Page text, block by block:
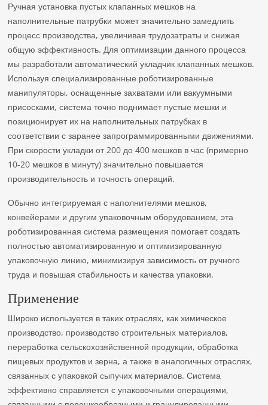
Ручная установка пустых клапанных мешков на
наполнительные патрубки может значительно замедлить
процесс производства, увеличивая трудозатраты и снижая
общую эффективность. Для оптимизации данного процесса
мы разработали автоматический укладчик клапанных мешков.
Используя специализированные роботизированные
манипуляторы, оснащенные захватами или вакуумными
присосками, система точно поднимает пустые мешки и
позиционирует их на наполнительных патрубках в
соответствии с заранее запрограммированными движениями.
При скорости укладки от 200 до 400 мешков в час (примерно
10-20 мешков в минуту) значительно повышается
производительность и точность операций.
Обычно интегрируемая с наполнителями мешков,
конвейерами и другим упаковочным оборудованием, эта
роботизированная система размещения помогает создать
полностью автоматизированную и оптимизированную
упаковочную линию, минимизируя зависимость от ручного
труда и повышая стабильность и качества упаковки.
Применение
Широко используется в таких отраслях, как химическое
производство, производство строительных материалов,
переработка сельскохозяйственной продукции, обработка
пищевых продуктов и зерна, а также в аналогичных отраслях,
связанных с упаковкой сыпучих материалов. Система
эффективно справляется с упаковочными операциями,